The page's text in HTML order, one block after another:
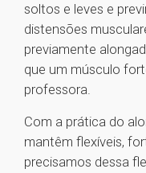
soltos e leves e
distensões
previamente
que um músculo
professora.
Com a prática do
mantêm flexíveis,
precisamos dessa